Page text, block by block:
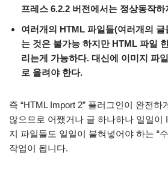
프레스 6.2.2 버전에서는 정상동작하
여러개의 HTML 파일들(여러개의
는 것은 불가능 하지만 HTML 파일
리는게 가능하다. 대신에 이미지 파
로 올려야 한다.
즉 “HTML Import 2” 플러그인이 완전하
않으므로 어쨌거나 글 하나하나 일일이
지 파일들도 일일이 붙혀넣어야 하는 “
작업이 됩니다.